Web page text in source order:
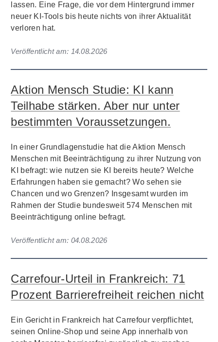
lassen. Eine Frage, die vor dem Hintergrund immer
neuer KI-Tools bis heute nichts von ihrer Aktualität
verloren hat.
Veröffentlicht am: 14.08.2026
Aktion Mensch Studie: KI kann
Teilhabe stärken. Aber nur unter
bestimmten Voraussetzungen.
In einer Grundlagenstudie hat die Aktion Mensch
Menschen mit Beeinträchtigung zu ihrer Nutzung von
KI befragt: wie nutzen sie KI bereits heute? Welche
Erfahrungen haben sie gemacht? Wo sehen sie
Chancen und wo Grenzen? Insgesamt wurden im
Rahmen der Studie bundesweit 574 Menschen mit
Beeinträchtigung online befragt.
Veröffentlicht am: 04.08.2026
Carrefour-Urteil in Frankreich: 71
Prozent Barrierefreiheit reichen nicht
Ein Gericht in Frankreich hat Carrefour verpflichtet,
seinen Online-Shop und seine App innerhalb von